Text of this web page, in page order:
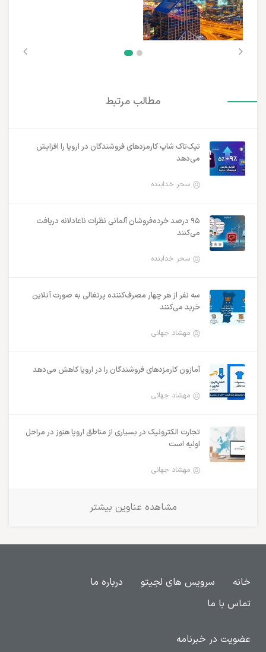
مطالب مرتبط
تیک‌تاک شاپ کارمزدهای فروشندگان در اروپا را افزایش
می‌دهد
سحر خدابنده
۹۵ درصد خرده‌فروشان آلمانی نظرات ناعادلانه دریافت
می‌کنند
سحر خدابنده
سه نفر از هر چهار مصرف‌کننده پرتغالی به صورت آنلاین
خرید می‌کنند
مهشاد جهانی
آمازون کارمزدهای فروشندگان را در اروپا کاهش می‌دهد
مهشاد جهانی
تجارت الکترونیک در بسیاری از مناطق اروپا هنوز در مراحل
اولیه است
مهشاد جهانی
مشاهده عناوین بیشتر
خانه سرویس های لجیتو
درباره ما
تماس با ما
عضویت در خبرنامه